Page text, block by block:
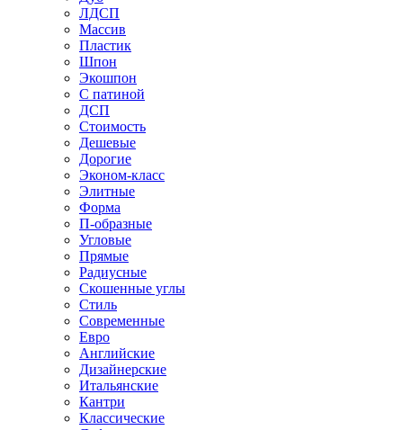
ЛДСП
Массив
Пластик
Шпон
Экошпон
С патиной
ДСП
Стоимость
Дешевые
Дорогие
Эконом-класс
Элитные
Форма
П-образные
Угловые
Прямые
Радиусные
Скошенные углы
Стиль
Современные
Евро
Английские
Дизайнерские
Итальянские
Кантри
Классические